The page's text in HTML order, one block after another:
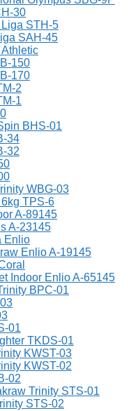
30
STH-5
SAH-45
150
170
2
1
BHS-01
34
32
WBG-03
TPS-6
A-89145
A-23145
Enlio
Enlio A-19145
Indoor Enlio A-65145
BPC-01
01
TKDS-01
KWST-03
KWST-02
02
Trinity STS-01
STS-02